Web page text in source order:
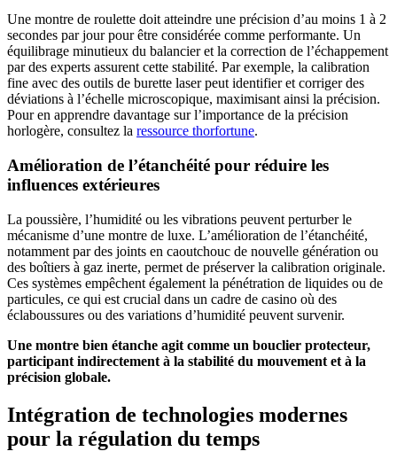
Une montre de roulette doit atteindre une précision d’au moins 1 à 2
secondes par jour pour être considérée comme performante. Un
équilibrage minutieux du balancier et la correction de l’échappement
par des experts assurent cette stabilité. Par exemple, la calibration
fine avec des outils de burette laser peut identifier et corriger des
déviations à l’échelle microscopique, maximisant ainsi la précision.
Pour en apprendre davantage sur l’importance de la précision
horlogère, consultez la ressource thorfortune.
Amélioration de l’étanchéité pour réduire les
influences extérieures
La poussière, l’humidité ou les vibrations peuvent perturber le
mécanisme d’une montre de luxe. L’amélioration de l’étanchéité,
notamment par des joints en caoutchouc de nouvelle génération ou
des boîtiers à gaz inerte, permet de préserver la calibration originale.
Ces systèmes empêchent également la pénétration de liquides ou de
particules, ce qui est crucial dans un cadre de casino où des
éclaboussures ou des variations d’humidité peuvent survenir.
Une montre bien étanche agit comme un bouclier protecteur,
participant indirectement à la stabilité du mouvement et à la
précision globale.
Intégration de technologies modernes
pour la régulation du temps